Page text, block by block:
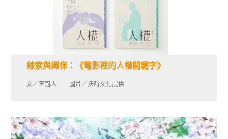
線索與繩梯：《電影裡的人權關鍵字》
文／王冠人 圖片／沃時文化提供